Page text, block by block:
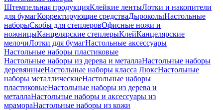
Штемпельная продукцияКлейкие лентыЛотки и накопители
для бумагКорректирующие средстваДыроколыНастольные
наборыСкобы для степлеровОфисные ножи и
ножницыКанцелярские степлерыКлейКанцелярские
мелочиЛотки для бумагНастольные аксессуары
Настольные наборы пластиковые
Настольные наборы из дерева и металлаНастольные наборы
деревянныеНастольные наборы класса ЛюксНастольные
наборы металлическиеНастольные наборы
пластиковыеНастольные наборы из дерева и
металлаНастольные наборы и аксессуары из
мрамораНастольные наборы из кожи